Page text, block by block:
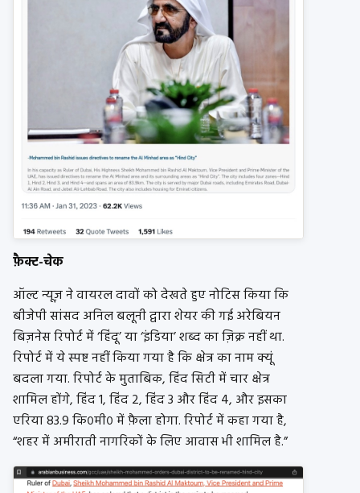
फ़ैक्ट-चेक
ऑल्ट न्यूज़ ने वायरल दावों को देखते हुए नोटिस किया कि
बीजेपी सांसद अनिल बलूनी द्वारा शेयर की गई अरेबियन
बिज़नेस रिपोर्ट में ‘हिंदू’ या ‘इंडिया’ शब्द का ज़िक्र नहीं था.
रिपोर्ट में ये स्पष्ट नहीं किया गया है कि क्षेत्र का नाम क्यूं
बदला गया. रिपोर्ट के मुताबिक, हिंद सिटी में चार क्षेत्र
शामिल होंगे, हिंद 1, हिंद 2, हिंद 3 और हिंद 4, और इसका
एरिया 83.9 कि०मी० में फ़ैला होगा. रिपोर्ट में कहा गया है,
“शहर में अमीराती नागरिकों के लिए आवास भी शामिल है.”